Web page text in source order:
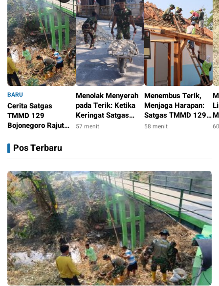
BARU
Cerita Satgas
TMMD 129
Bojonegoro Rajut
Jembatan Brang
Etan
Menolak Menyerah
pada Terik: Ketika
Keringat Satgas
TMMD 129
57 menit
Menembus Terik,
Menjaga Harapan:
Satgas TMMD 129
Bojonegoro dan
58 menit
Pos Terbaru